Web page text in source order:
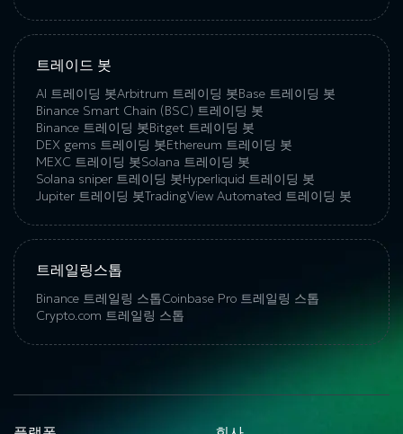
트레이드 봇
AI 트레이딩 봇Arbitrum 트레이딩 봇Base 트레이딩 봇
Binance Smart Chain (BSC) 트레이딩 봇
Binance 트레이딩 봇Bitget 트레이딩 봇
DEX gems 트레이딩 봇Ethereum 트레이딩 봇
MEXC 트레이딩 봇Solana 트레이딩 봇
Solana sniper 트레이딩 봇Hyperliquid 트레이딩 봇
Jupiter 트레이딩 봇TradingView Automated 트레이딩 봇
트레일링스톱
Binance 트레일링 스톱Coinbase Pro 트레일링 스톱
Crypto.com 트레일링 스톱